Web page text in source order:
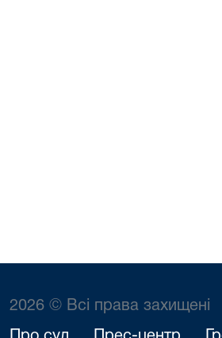
2026 © Всі права захищені